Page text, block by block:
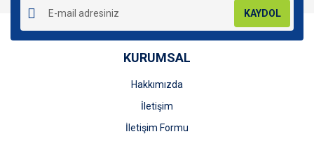
KAYDOL
KURUMSAL
Hakkımızda
İletişim
İletişim Formu